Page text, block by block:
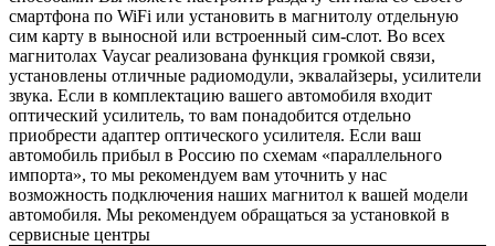
смартфона по WiFi или установить в магнитолу отдельную
сим карту в выносной или встроенный сим-слот. Во всех
магнитолах Vaycar реализована функция громкой связи,
установлены отличные радиомодули, эквалайзеры, усилители
звука. Если в комплектацию вашего автомобиля входит
оптический усилитель, то вам понадобится отдельно
приобрести адаптер оптического усилителя. Если ваш
автомобиль прибыл в Россию по схемам «параллельного
импорта», то мы рекомендуем вам уточнить у нас
возможность подключения наших магнитол к вашей модели
автомобиля. Мы рекомендуем обращаться за установкой в
сервисные центры